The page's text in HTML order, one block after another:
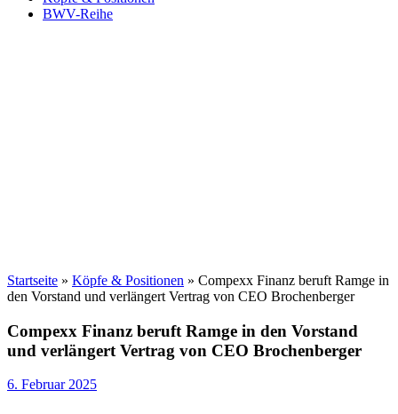
BWV-Reihe
Startseite » Köpfe & Positionen » Compexx Finanz beruft Ramge in
den Vorstand und verlängert Vertrag von CEO Brochenberger
Compexx Finanz beruft Ramge in den Vorstand
und verlängert Vertrag von CEO Brochenberger
6. Februar 2025